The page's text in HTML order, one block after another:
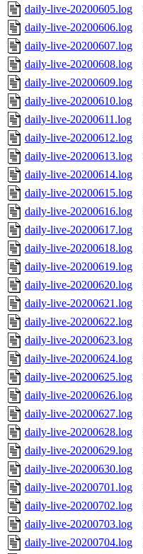
daily-live-20200605.log
daily-live-20200606.log
daily-live-20200607.log
daily-live-20200608.log
daily-live-20200609.log
daily-live-20200610.log
daily-live-20200611.log
daily-live-20200612.log
daily-live-20200613.log
daily-live-20200614.log
daily-live-20200615.log
daily-live-20200616.log
daily-live-20200617.log
daily-live-20200618.log
daily-live-20200619.log
daily-live-20200620.log
daily-live-20200621.log
daily-live-20200622.log
daily-live-20200623.log
daily-live-20200624.log
daily-live-20200625.log
daily-live-20200626.log
daily-live-20200627.log
daily-live-20200628.log
daily-live-20200629.log
daily-live-20200630.log
daily-live-20200701.log
daily-live-20200702.log
daily-live-20200703.log
daily-live-20200704.log